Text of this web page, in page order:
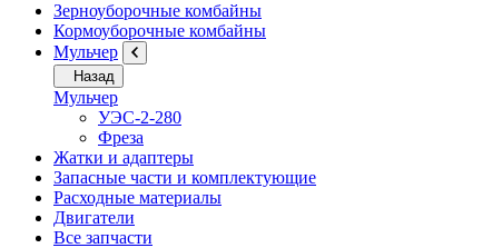
Зерноуборочные комбайны
Кормоуборочные комбайны
Мульчер
Назад
Мульчер
УЭС-2-280
Фреза
Жатки и адаптеры
Запасные части и комплектующие
Расходные материалы
Двигатели
Все запчасти